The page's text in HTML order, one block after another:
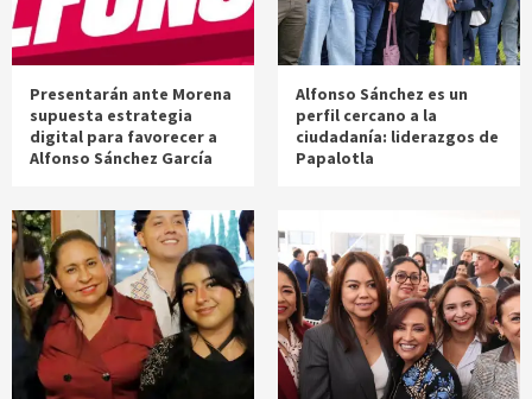
Presentarán ante Morena
supuesta estrategia
digital para favorecer a
Alfonso Sánchez García
Alfonso Sánchez es un
perfil cercano a la
ciudadanía: liderazgos de
Papalotla